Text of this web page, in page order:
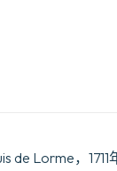
de Lorme，1711